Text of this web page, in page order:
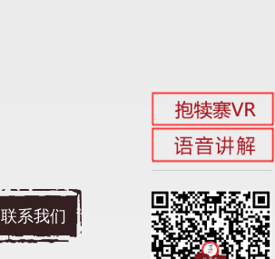
联系我们